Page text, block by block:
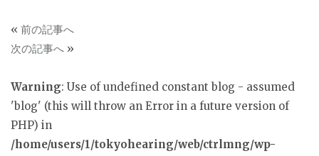
« 前の記事へ
次の記事へ »
Warning: Use of undefined constant blog - assumed
'blog' (this will throw an Error in a future version of
PHP) in
/home/users/1/tokyohearing/web/ctrlmng/wp-